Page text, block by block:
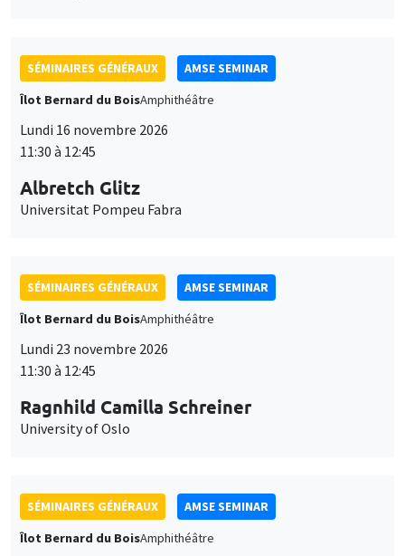
SÉMINAIRES GÉNÉRAUX
AMSE SEMINAR
Îlot Bernard du BoisAmphithéâtre
Lundi 16 novembre 2026
11:30 à 12:45
Albretch Glitz
Universitat Pompeu Fabra
SÉMINAIRES GÉNÉRAUX
AMSE SEMINAR
Îlot Bernard du BoisAmphithéâtre
Lundi 23 novembre 2026
11:30 à 12:45
Ragnhild Camilla Schreiner
University of Oslo
SÉMINAIRES GÉNÉRAUX
AMSE SEMINAR
Îlot Bernard du BoisAmphithéâtre